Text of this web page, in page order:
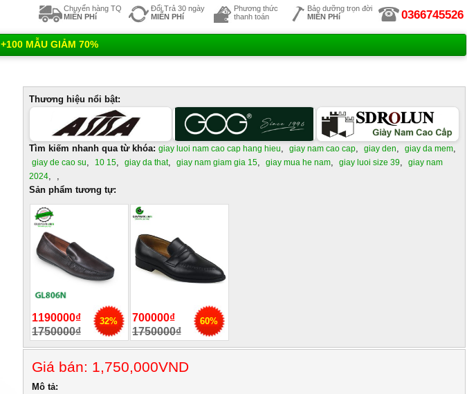
Chuyển hàng TQ
MIỄN PHí
Đổi,Trả 30 ngày
MIỄN PHí
Phương thức
thanh toán
Bảo dưỡng trọn đời
MIỄN PHí
0366745526
+100 MẪU GIẢM 70%
Thương hiệu nổi bật:
Tìm kiếm nhanh qua từ khóa: giay luoi nam cao cap hang hieu giay nam cao cap giay den giay da mem
giay de cao su 10 15 giay da that, giay nam giam gia 15 giay mua he nam giay luoi size 39
giay nam
2024
Sản phẩm tương tự:
1190000₫
1750000₫
32%
700000₫
1750000₫
60%
Giá bán: 1,750,000VND
Mô tả: